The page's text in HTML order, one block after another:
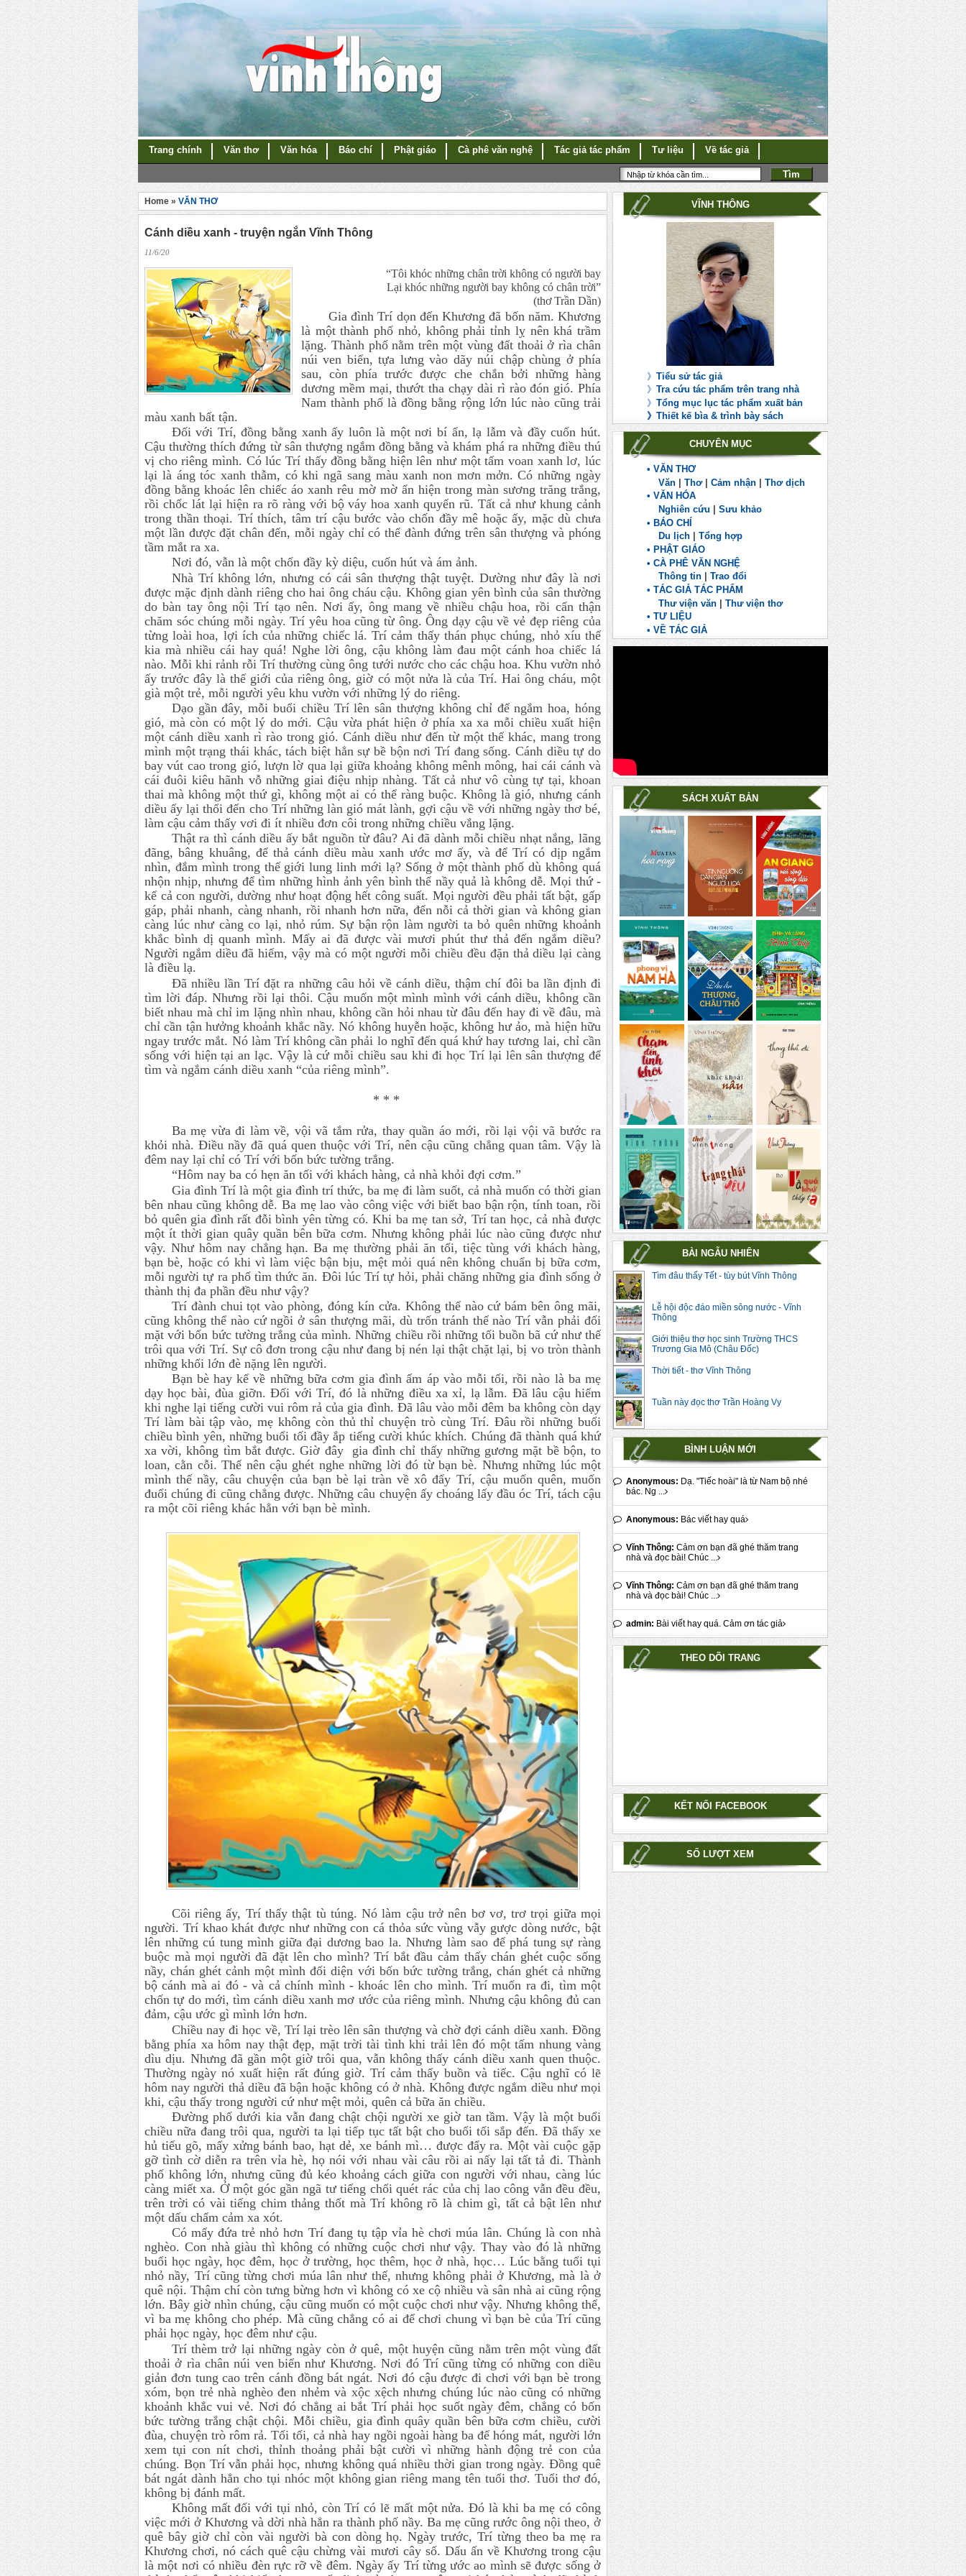
Trang chính Văn thơ Văn hóa Báo chí Phật giáo Cà phê văn nghệ Tác giả tác phẩm Tư liệu Về tác giả
VĨNH THÔNG
》Tiểu sử tác giả
》Tra cứu tác phẩm trên trang nhà
》Tổng mục lục tác phẩm xuất bản
》Thiết kế bìa & trình bày sách
CHUYÊN MỤC
• VĂN THƠ
Văn |Thơ|Cảm nhận |Thơ dịch
• VĂN HÓA
Nghiên cứu |Sưu khảo
• BÁO CHÍ
Du lịch |Tổng hợp
• PHẬT GIÁO
• CÀ PHÊ VĂN NGHỆ
Thông tin |Trao đổi
• TÁC GIẢ TÁC PHẨM
Thư viện văn |Thư viện thơ
• TƯ LIỆU
• VỀ TÁC GIẢ
SÁCH XUẤT BẢN
BÀI NGẪU NHIÊN
Tìm đâu thấy Tết - tùy bút Vĩnh Thông
Lễ hội độc đáo miền sông nước - Vĩnh
Thông
Giới thiệu thơ học sinh Trường THCS
Trương Gia Mô (Châu Đốc)
Thời tiết - thơ Vĩnh Thông
Tuần này đọc thơ Trần Hoàng Vy
BÌNH LUẬN MỚI
Anonymous: Dạ. "Tiếc hoài" là từ Nam bộ nhé
bác. Ng ...
Anonymous: Bác viết hay quá
Vĩnh Thông: Cảm ơn bạn đã ghé thăm trang
nhà và đọc bài! Chúc ...
Vĩnh Thông: Cảm ơn bạn đã ghé thăm trang
nhà và đọc bài! Chúc ...
admin: Bài viết hay quá. Cảm ơn tác giả
THEO DÕI TRANG
KẾT NỐI FACEBOOK
SỐ LƯỢT XEM
Home » VĂN THƠ
Cánh diều xanh - truyện ngắn Vĩnh Thông
11/6/20
“Tôi khóc những chân trời không có người bay
Lại khóc những người bay không có chân trời”
(thơ Trần Dần)
Gia đình Trí dọn đến Khương đã bốn năm. Khương
là một thành phố nhỏ, không phải tỉnh lỵ nên khá trầm
lặng. Thành phố nằm trên một vùng đất thoải ở rìa chân
núi ven biển, tựa lưng vào dãy núi chập chùng ở phía
sau, còn phía trước được che chắn bởi những hàng
dương mềm mại, thướt tha chạy dài rì rào đón gió. Phía
Nam thành phố là đồng bằng rộng lớn lúc nào cũng trải
màu xanh bất tận.
Đối với Trí, đồng bằng xanh ấy luôn là một nơi bí ẩn, lạ lẫm và đầy cuốn hút.
Cậu thường thích đứng từ sân thượng ngắm đồng bằng và khám phá ra những điều thú
vị cho riêng mình. Có lúc Trí thấy đồng bằng hiện lên như một tấm voan xanh lơ, lúc
lại là áng tóc xanh thẫm, có khi ngã sang màu xanh non mơn mởn. Có những ngày
đồng bằng khoác lên chiếc áo xanh rêu mờ mờ ẩn hiện trong màn sương trăng trắng,
rồi chốc lát lại hiện ra rõ ràng với bộ váy hoa xanh quyến rũ. Tất cả như khung cảnh
trong thần thoại. Trí thích, tâm trí cậu bước vào chốn đầy mê hoặc ấy, mặc dù chưa
một lần được đặt chân đến, mỗi ngày chỉ có thể đành đứng trên sân thượng và phóng
tầm mắt ra xa.
Nơi đó, vẫn là một chốn đầy kỳ diệu, cuốn hút và ám ảnh.
Nhà Trí không lớn, nhưng có cái sân thượng thật tuyệt. Dường như đây là nơi
được mặc định dành riêng cho hai ông cháu cậu. Không gian yên bình của sân thường
do bàn tay ông nội Trí tạo nên. Nơi ấy, ông mang về nhiều chậu hoa, rồi cẩn thận
chăm sóc chúng mỗi ngày. Trí yêu hoa cũng từ ông. Ông dạy cậu về vẻ đẹp riêng của
từng loài hoa, lợi ích của những chiếc lá. Trí cảm thấy thán phục chúng, nhỏ xíu thế
kia mà nhiều cái hay quá! Nghe lời ông, cậu không làm đau một cánh hoa chiếc lá
nào. Mỗi khi rảnh rỗi Trí thường cùng ông tưới nước cho các chậu hoa. Khu vườn nhỏ
ấy trước đây là thế giới của riêng ông, giờ có một nửa là của Trí. Hai ông cháu, một
già một trẻ, mỗi người yêu khu vườn với những lý do riêng.
Dạo gần đây, mỗi buổi chiều Trí lên sân thượng không chỉ để ngắm hoa, hóng
gió, mà còn có một lý do mới. Cậu vừa phát hiện ở phía xa xa mỗi chiều xuất hiện
một cánh diều xanh rì rào trong gió. Cánh diều như đến từ một thế khác, mang trong
mình một trạng thái khác, tách biệt hẳn sự bề bộn nơi Trí đang sống. Cánh diều tự do
bay vút cao trong gió, lượn lờ qua lại giữa khoảng không mênh mông, hai cái cánh và
cái đuôi kiêu hãnh vỗ những giai điệu nhịp nhàng. Tất cả như vô cùng tự tại, khoan
thai mà không một thứ gì, không một ai có thể ràng buộc. Không là gió, nhưng cánh
diều ấy lại thổi đến cho Trí những làn gió mát lành, gợi cậu về với những ngày thơ bé,
làm cậu cảm thấy vơi đi ít nhiều đơn côi trong những chiều vắng lặng.
Thật ra thì cánh diều ấy bắt nguồn từ đâu? Ai đã dành mỗi chiều nhạt nắng, lãng
đãng, bâng khuâng, để thả cánh diều màu xanh ước mơ ấy, và để Trí có dịp ngắm
nhìn, đắm mình trong thế giới lung linh mới lạ? Sống ở một thành phố dù không quá
nhộn nhịp, nhưng để tìm những hình ảnh yên bình thế nầy quả là không dễ. Mọi thứ -
kể cả con người, dường như hoạt động hết công suất. Mọi người đều phải tất bật, gấp
gáp, phải nhanh, càng nhanh, rồi nhanh hơn nữa, đến nỗi cả thời gian và không gian
càng lúc như càng co lại, nhỏ rúm. Sự bận rộn làm người ta bỏ quên những khoảnh
khắc bình dị quanh mình. Mấy ai đã được vài mươi phút thư thả đến ngắm diều?
Người ngắm diều đã hiếm, vậy mà có một người mỗi chiều đều đặn thả diều lại càng
là điều lạ.
Đã nhiều lần Trí đặt ra những câu hỏi về cánh diều, thậm chí đôi ba lần định đi
tìm lời đáp. Nhưng rồi lại thôi. Cậu muốn một mình mình với cánh diều, không cần
biết nhau mà chỉ im lặng nhìn nhau, không cần hỏi nhau từ đâu đến hay đi về đâu, mà
chỉ cần tận hưởng khoảnh khắc nầy. Nó không huyễn hoặc, không hư ảo, mà hiện hữu
ngay trước mắt. Nó làm Trí không cần phải lo nghĩ đến quá khứ hay tương lai, chỉ cần
sống với hiện tại an lạc. Vậy là cứ mỗi chiều sau khi đi học Trí lại lên sân thượng để
tìm và ngắm cánh diều xanh “của riêng mình”.
* * *
Ba mẹ vừa đi làm về, vội vã tắm rửa, thay quần áo mới, rồi lại vội vã bước ra
khỏi nhà. Điều nầy đã quá quen thuộc với Trí, nên cậu cũng chẳng quan tâm. Vậy là
đêm nay lại chỉ có Trí với bốn bức tường trắng.
“Hôm nay ba có hẹn ăn tối với khách hàng, cả nhà khỏi đợi cơm.”
Gia đình Trí là một gia đình trí thức, ba mẹ đi làm suốt, cả nhà muốn có thời gian
bên nhau cũng không dễ. Ba mẹ lao vào công việc với biết bao bận rộn, tính toan, rồi
bỏ quên gia đình rất đỗi bình yên từng có. Khi ba mẹ tan sở, Trí tan học, cả nhà được
một ít thời gian quây quần bên bữa cơm. Nhưng không phải lúc nào cũng được như
vậy. Như hôm nay chẳng hạn. Ba mẹ thường phải ăn tối, tiệc tùng với khách hàng,
bạn bè, hoặc có khi vì làm việc bận bịu, mệt mỏi quá nên không chuẩn bị bữa cơm,
mỗi người tự ra phố tìm thức ăn. Đôi lúc Trí tự hỏi, phải chăng những gia đình sống ở
thành thị đa phần đều như vậy?
Trí đành chui tọt vào phòng, đóng kín cửa. Không thể nào cứ bám bên ông mãi,
cũng không thể nào cứ ngồi ở sân thượng mãi, dù trốn tránh thế nào Trí vẫn phải đối
mặt với bốn bức tường trắng của mình. Những chiều rồi những tối buồn bã cứ như thế
trôi qua với Trí. Sự cô đơn trong cậu như đang bị nén lại thật chặt lại, bị vo tròn thành
những khối lớn đè nặng lên người.
Bạn bè hay kể về những bữa cơm gia đình ấm áp vào mỗi tối, rồi nào là ba mẹ
dạy học bài, đùa giỡn. Đối với Trí, đó là những điều xa xỉ, lạ lẫm. Đã lâu cậu hiếm
khi nghe lại tiếng cười vui rôm rả của gia đình. Đã lâu vào mỗi đêm ba không còn dạy
Trí làm bài tập vào, mẹ không còn thủ thỉ chuyện trò cùng Trí. Đâu rồi những buổi
chiều bình yên, những buổi tối đầy ắp tiếng cười khúc khích. Chúng đã thành quá khứ
xa vời, không tìm bắt được. Giờ đây gia đình chỉ thấy những gương mặt bề bộn, to
loan, cằn cỗi. Thế nên cậu ghét nghe những lời đó từ bạn bè. Nhưng những lúc một
mình thế nầy, câu chuyện của bạn bè lại tràn về xô đẩy Trí, cậu muốn quên, muốn
đuổi chúng đi cũng chẳng được. Những câu chuyện ấy choáng lấy đầu óc Trí, tách cậu
ra một cõi riêng khác hẳn với bạn bè mình.
Cõi riêng ấy, Trí thấy thật tù túng. Nó làm cậu trở nên bơ vơ, trơ trọi giữa mọi
người. Trí khao khát được như những con cá thỏa sức vùng vẫy gược dòng nước, bật
lên những cú tung mình giữa đại dương bao la. Nhưng làm sao để phá tung sự ràng
buộc mà mọi người đã đặt lên cho mình? Trí bắt đầu cảm thấy chán ghét cuộc sống
nầy, chán ghét cảnh một mình đối diện với bốn bức tường trắng, chán ghét cả những
bộ cánh mà ai đó - và cả chính mình - khoác lên cho mình. Trí muốn ra đi, tìm một
chốn tự do mới, tìm cánh diều xanh mơ ước của riêng mình. Nhưng cậu không đủ can
đảm, cậu ước gì mình lớn hơn.
Chiều nay đi học về, Trí lại trèo lên sân thượng và chờ đợi cánh diều xanh. Đồng
bằng phía xa hôm nay thật đẹp, mặt trời tài tình khi trải lên đó một tấm nhung vàng
dìu dịu. Nhưng đã gần một giờ trôi qua, vẫn không thấy cánh diều xanh quen thuộc.
Thường ngày nó xuất hiện rất đúng giờ. Trí cảm thấy buồn và tiếc. Cậu nghĩ có lẽ
hôm nay người thả diều đã bận hoặc không có ở nhà. Không được ngắm diều như mọi
khi, cậu thấy trong người cứ như mệt mỏi, quên cả bữa ăn chiều.
Đường phố dưới kia vẫn đang chật chội người xe giờ tan tầm. Vậy là một buổi
chiều nữa đang trôi qua, người ta lại tiếp tục tất bật cho buổi tối sắp đến. Đã thấy xe
hủ tiếu gõ, mấy xửng bánh bao, hạt dẻ, xe bánh mì… được đẩy ra. Một vài cuộc gặp
gỡ tình cờ diễn ra trên vỉa hè, họ nói với nhau vài câu rồi ai nấy lại tất tả đi. Thành
phố không lớn, nhưng cũng đủ kéo khoảng cách giữa con người với nhau, càng lúc
càng miết xa. Ở một góc gần ngã tư tiếng chổi quét rác của chị lao công vẫn đều đều,
trên trời có vài tiếng chim thảng thốt mà Trí không rõ là chim gì, tất cả bật lên như
một dấu chấm cảm xa xót.
Có mấy đứa trẻ nhỏ hơn Trí đang tụ tập vỉa hè chơi múa lân. Chúng là con nhà
nghèo. Con nhà giàu thì không có những cuộc chơi như vậy. Thay vào đó là những
buổi học ngày, học đêm, học ở trường, học thêm, học ở nhà, học… Lúc bằng tuổi tụi
nhỏ nầy, Trí cũng từng chơi múa lân như thế, nhưng không phải ở Khương, mà là ở
quê nội. Thậm chí còn tưng bừng hơn vì không có xe cộ nhiều và sân nhà ai cũng rộng
lớn. Bây giờ nhìn chúng, cậu cũng muốn có một cuộc chơi như vậy. Nhưng không thể,
vì ba mẹ không cho phép. Mà cũng chẳng có ai để chơi chung vì bạn bè của Trí cũng
phải học ngày, học đêm như cậu.
Trí thèm trở lại những ngày còn ở quê, một huyện cũng nằm trên một vùng đất
thoải ở rìa chân núi ven biển như Khương. Nơi đó Trí cũng từng có những con diều
giản đơn tung cao trên cánh đồng bát ngát. Nơi đó cậu được đi chơi với bạn bè trong
xóm, bọn trẻ nhà nghèo đen nhẻm và xộc xệch nhưng chúng lúc nào cũng có những
khoảnh khắc vui vẻ. Nơi đó chẳng ai bắt Trí phải học suốt ngày đêm, chẳng có bốn
bức tường trắng chật chội. Mỗi chiều, gia đình quây quần bên bữa cơm chiều, cười
đùa, chuyện trò rôm rả. Tối tối, cả nhà hay ngồi ngoài hàng ba để hóng mát, người lớn
xem tụi con nít chơi, thỉnh thoảng phải bật cười vì những hành động trẻ con của
chúng. Bọn Trí vẫn phải học, nhưng không quá nhiều thời gian trong ngày. Đồng quê
bát ngát dành hẳn cho tụi nhóc một không gian riêng mang tên tuổi thơ. Tuổi thơ đó,
không bị đánh mất.
Không mất đối với tụi nhỏ, còn Trí có lẽ mất một nửa. Đó là khi ba mẹ có công
việc mới ở Khương và dời nhà hẳn ra thành phố nầy. Ba mẹ cũng rước ông nội theo, ở
quê bây giờ chỉ còn vài người bà con dòng họ. Ngày trước, Trí từng theo ba mẹ ra
Khương chơi, nó cách quê cậu chừng vài mươi cây số. Dấu ấn về Khương trong cậu
là một nơi có nhiều đèn rực rỡ về đêm. Ngày ấy Trí từng ước ao mình sẽ được sống ở